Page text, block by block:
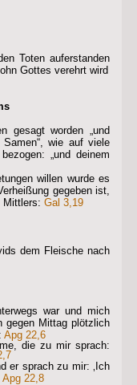
Toten auferstanden
Gottes verehrt wird
gesagt worden „und
wie auf viele
„und deinem
willen wurde es
gegeben ist,
Mittlers: Gal 3,19
dem Fleische nach
war und mich
gegen Mittag plötzlich
Apg 22,6
die zu mir sprach:
er sprach zu mir: ‚Ich
Apg 22,8